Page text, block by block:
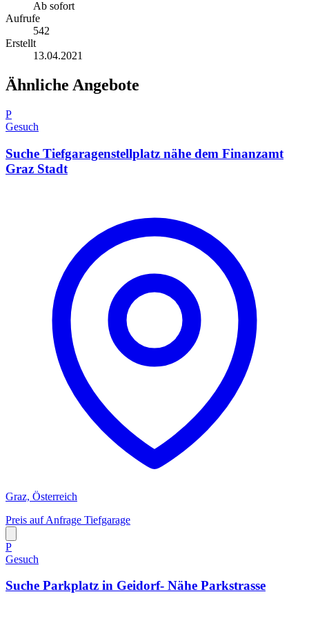
Ab sofort
Aufrufe
542
Erstellt
13.04.2021
Ähnliche Angebote
P
Gesuch
Suche Tiefgaragenstellplatz nähe dem Finanzamt
Graz Stadt
Graz, Österreich
Preis auf Anfrage Tiefgarage
P
Gesuch
Suche Parkplatz in Geidorf- Nähe Parkstrasse